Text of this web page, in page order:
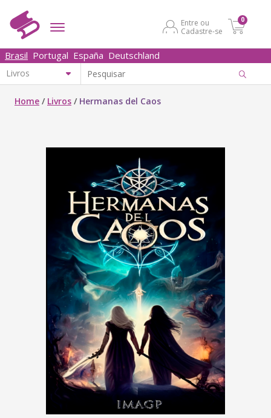
Entre ou
Cadastre-se
0
Brasil Portugal España Deutschland
Home / Livros / Hermanas del Caos